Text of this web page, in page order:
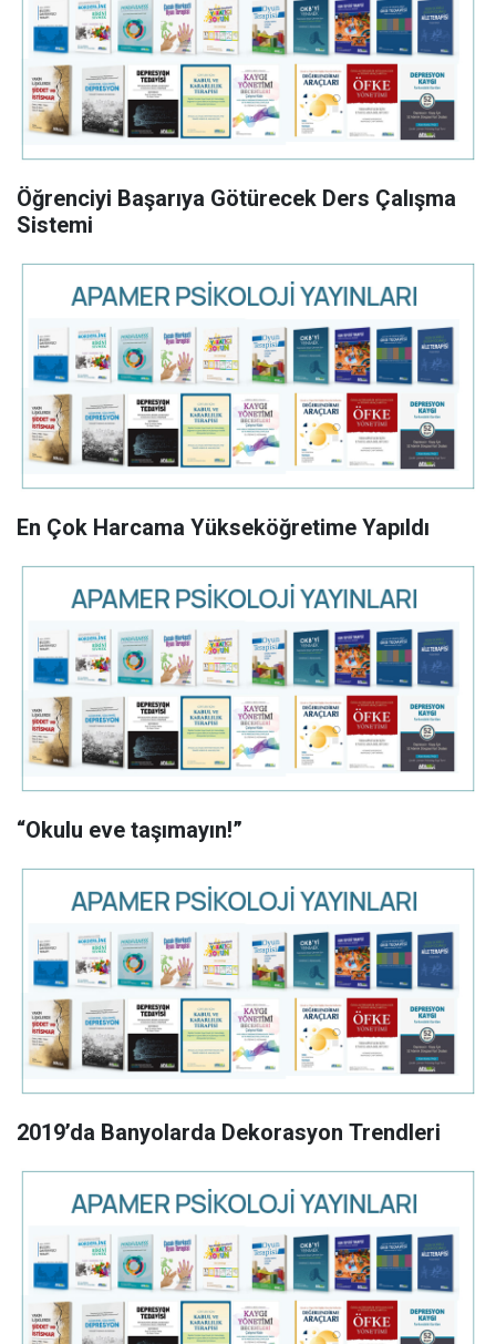
Öğrenciyi Başarıya Götürecek Ders Çalışma
Sistemi
En Çok Harcama Yükseköğretime Yapıldı
“Okulu eve taşımayın!”
2019’da Banyolarda Dekorasyon Trendleri